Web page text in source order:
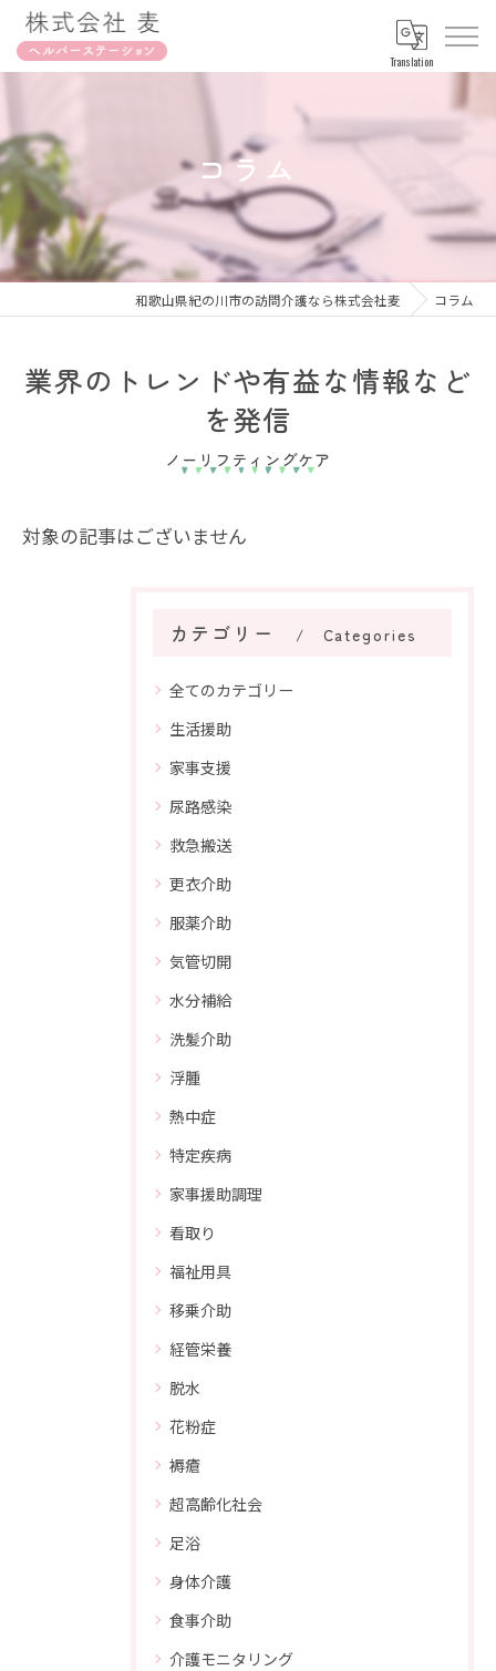
Translation
コラム
和歌山県紀の川市の訪問介護なら株式会社麦 コラム
業界のトレンドや有益な情報など
を発信
ノーリフティングケア
対象の記事はございません
カテゴリー Categories
全てのカテゴリー
生活援助
家事支援
尿路感染
救急搬送
更衣介助
服薬介助
気管切開
水分補給
洗髪介助
浮腫
熱中症
特定疾病
家事援助調理
看取り
福祉用具
移乗介助
経管栄養
脱水
花粉症
褥瘡
超高齢化社会
足浴
身体介護
食事介助
介護モニタリング